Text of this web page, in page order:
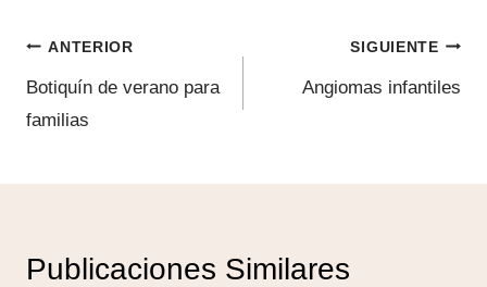
Navegación
de
entradas
ANTERIOR
Botiquín de verano para
familias
SIGUIENTE
Angiomas infantiles
Publicaciones Similares